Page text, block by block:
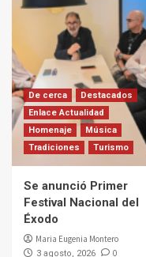
De cerca
Destacados
Enlace Actualidad
Homenaje
Música
Tradiciones
Turismo
Se anunció Primer
Festival Nacional del
Éxodo
Maria Eugenia Montero
3 agosto, 2026 0